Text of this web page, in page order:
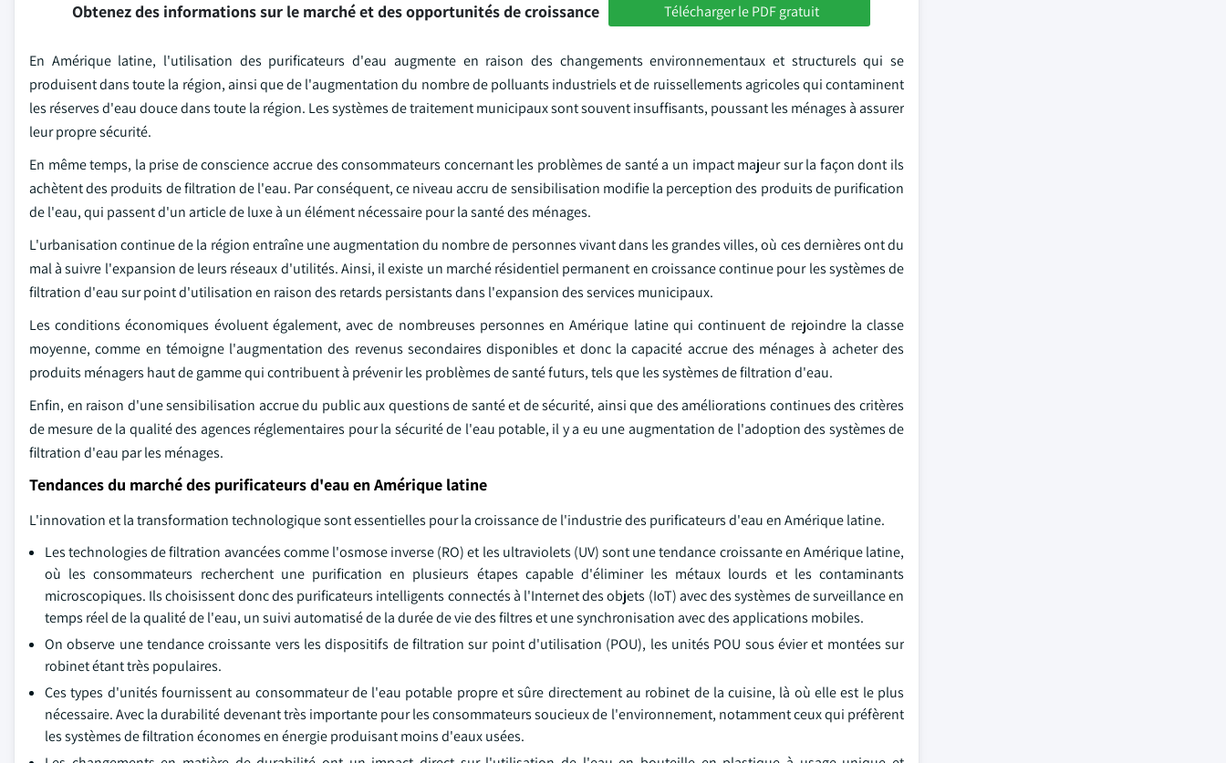
Obtenez des informations sur le marché et des opportunités de croissance Télécharger le PDF gratuit
En Amérique latine, l'utilisation des purificateurs d'eau augmente en raison des changements environnementaux et structurels qui se
produisent dans toute la région, ainsi que de l'augmentation du nombre de polluants industriels et de ruissellements agricoles qui contaminent
les réserves d'eau douce dans toute la région. Les systèmes de traitement municipaux sont souvent insuffisants, poussant les ménages à assurer
leur propre sécurité.
En même temps, la prise de conscience accrue des consommateurs concernant les problèmes de santé a un impact majeur sur la façon dont ils
achètent des produits de filtration de l'eau. Par conséquent, ce niveau accru de sensibilisation modifie la perception des produits de purification
de l'eau, qui passent d'un article de luxe à un élément nécessaire pour la santé des ménages.
L'urbanisation continue de la région entraîne une augmentation du nombre de personnes vivant dans les grandes villes, où ces dernières ont du
mal à suivre l'expansion de leurs réseaux d'utilités. Ainsi, il existe un marché résidentiel permanent en croissance continue pour les systèmes de
filtration d'eau sur point d'utilisation en raison des retards persistants dans l'expansion des services municipaux.
Les conditions économiques évoluent également, avec de nombreuses personnes en Amérique latine qui continuent de rejoindre la classe
moyenne, comme en témoigne l'augmentation des revenus secondaires disponibles et donc la capacité accrue des ménages à acheter des
produits ménagers haut de gamme qui contribuent à prévenir les problèmes de santé futurs, tels que les systèmes de filtration d'eau.
Enfin, en raison d'une sensibilisation accrue du public aux questions de santé et de sécurité, ainsi que des améliorations continues des critères
de mesure de la qualité des agences réglementaires pour la sécurité de l'eau potable, il y a eu une augmentation de l'adoption des systèmes de
filtration d'eau par les ménages.
Tendances du marché des purificateurs d'eau en Amérique latine
L'innovation et la transformation technologique sont essentielles pour la croissance de l'industrie des purificateurs d'eau en Amérique latine.
Les technologies de filtration avancées comme l'osmose inverse (RO) et les ultraviolets (UV) sont une tendance croissante en Amérique latine,
où les consommateurs recherchent une purification en plusieurs étapes capable d'éliminer les métaux lourds et les contaminants
microscopiques. Ils choisissent donc des purificateurs intelligents connectés à l'Internet des objets (IoT) avec des systèmes de surveillance en
temps réel de la qualité de l'eau, un suivi automatisé de la durée de vie des filtres et une synchronisation avec des applications mobiles.
On observe une tendance croissante vers les dispositifs de filtration sur point d'utilisation (POU), les unités POU sous évier et montées sur
robinet étant très populaires.
Ces types d'unités fournissent au consommateur de l'eau potable propre et sûre directement au robinet de la cuisine, là où elle est le plus
nécessaire. Avec la durabilité devenant très importante pour les consommateurs soucieux de l'environnement, notamment ceux qui préfèrent
les systèmes de filtration économes en énergie produisant moins d'eaux usées.